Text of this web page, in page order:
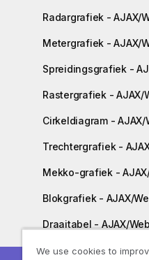
Radargrafiek - AJAX/
Metergrafiek - AJAX/
Spreidingsgrafiek -
Rastergrafiek - AJAX/
Cirkeldiagram - AJAX/
Trechtergrafiek -
Mekko-grafiek -
Blokgrafiek - AJAX/
Draaitabel - AJAX/
Strakke tabel - AJAX/
We use cookies to